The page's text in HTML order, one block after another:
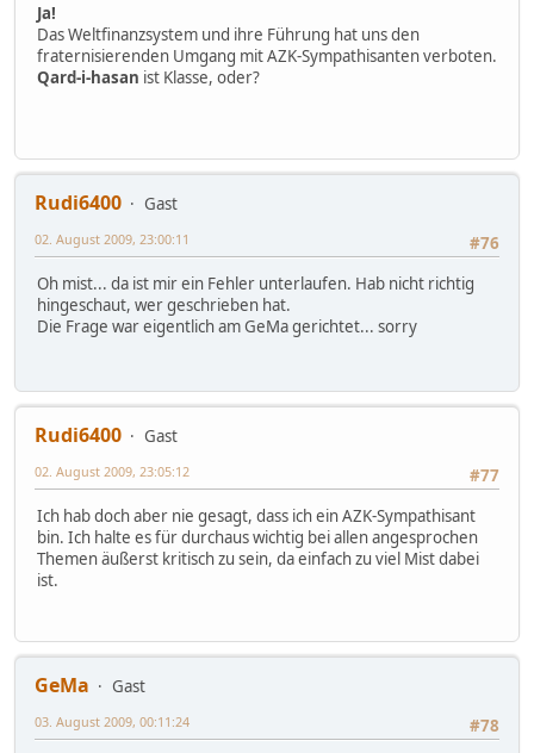
Ja!
Das Weltfinanzsystem und ihre Führung hat uns den
fraternisierenden Umgang mit AZK-Sympathisanten verboten.
Qard-i-hasan ist Klasse, oder?
Rudi6400
Gast
#76
02. August 2009, 23:00:11
Oh mist... da ist mir ein Fehler unterlaufen. Hab nicht richtig
hingeschaut, wer geschrieben hat.
Die Frage war eigentlich am GeMa gerichtet... sorry
Rudi6400
Gast
#77
02. August 2009, 23:05:12
Ich hab doch aber nie gesagt, dass ich ein AZK-Sympathisant
bin. Ich halte es für durchaus wichtig bei allen angesprochen
Themen äußerst kritisch zu sein, da einfach zu viel Mist dabei
ist.
GeMa
Gast
#78
03. August 2009, 00:11:24